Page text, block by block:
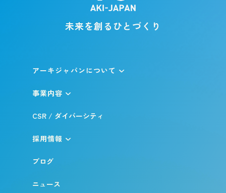
未来を創るひとづくり
アーキジャパンについて
事業内容
CSR / ダイバーシティ
採用情報
ブログ
ニュース